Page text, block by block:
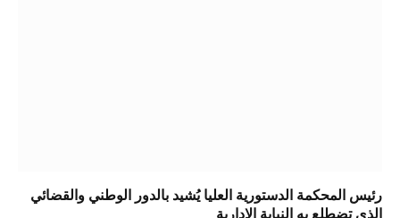
رئيس المحكمة الدستورية العليا يُشيد بالدور الوطني والقضائي
الذي تضطلع به النيابة الإدارية